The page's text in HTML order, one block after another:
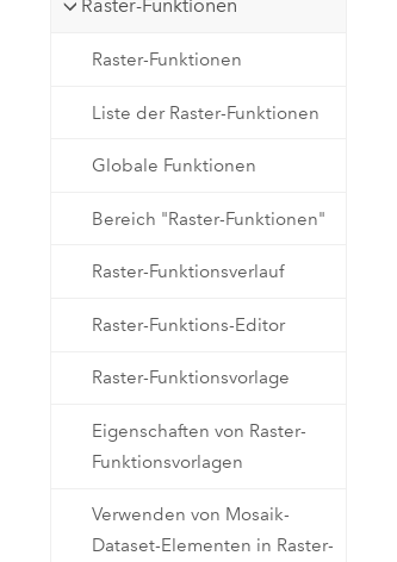
Erstellen Sie Anwendungen für
Alle Produkte
Alle
Raster-Funktionen
Raster-Funktionen
Liste der Raster-Funktionen
Globale Funktionen
Bereich "Raster-Funktionen"
Raster-Funktionsverlauf
Raster-Funktions-Editor
Raster-Funktionsvorlage
Eigenschaften von Raster-
Funktionsvorlagen
Verwenden von Mosaik-
Dataset-Elementen in Raster-